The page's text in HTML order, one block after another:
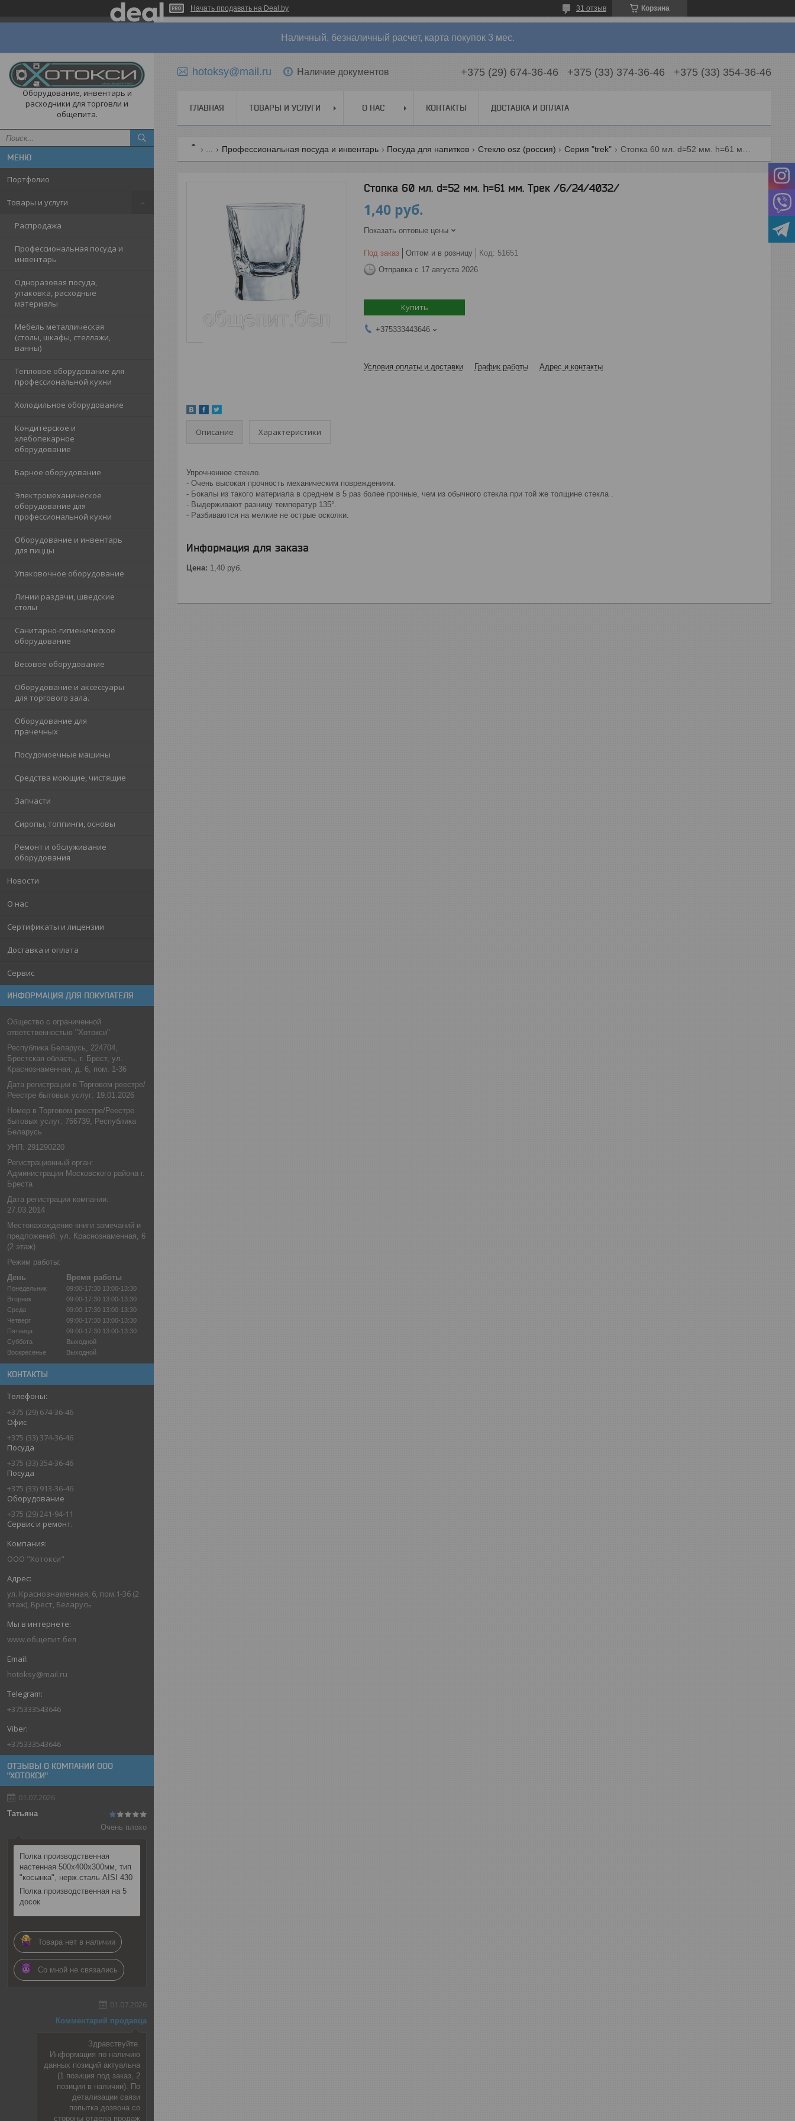
Начать продавать на Deal.by Корзина
31 отзыв
Наличный, безналичный расчет, карта покупок 3 мес.
Оборудование, инвентарь и
расходники для торговли и
общепита.
Портфолио
Товары и услуги
Распродажа
Профессиональная посуда и
инвентарь
Одноразовая посуда,
упаковка, расходные
материалы
Мебель металлическая
(столы, шкафы, стеллажи,
ванны)
Тепловое оборудование для
профессиональной кухни
Холодильное оборудование
Кондитерское и
хлебопекарное
оборудование
Барное оборудование
Электромеханическое
оборудование для
профессиональной кухни
Оборудование и инвентарь
для пиццы
Упаковочное оборудование
Линии раздачи, шведские
столы
Санитарно-гигиеническое
оборудование
Весовое оборудование
Оборудование и аксессуары
для торгового зала.
Оборудование для
прачечных
Посудомоечные машины
Средства моющие, чистящие
Запчасти
Сиропы, топпинги, основы
Ремонт и обслуживание
оборудования
Новости
О нас
Сертификаты и лицензии
Доставка и оплата
Сервис
ИНФОРМАЦИЯ ДЛЯ ПОКУПАТЕЛЯ
Общество с ограниченной
ответственностью "Хотокси"
Республика Беларусь, 224704,
Брестская область, г. Брест, ул.
Краснознаменная, д. 6, пом. 1-36
Дата регистрации в Торговом реестре/
Реестре бытовых услуг: 19.01.2026
Номер в Торговом реестре/Реестре
бытовых услуг: 766739, Республика
Беларусь
УНП: 291290220
Регистрационный орган:
Администрация Московского района г.
Бреста
Дата регистрации компании:
27.03.2014
Местонахождение книги замечаний и
предложений: ул. Краснознаменная, 6
(2 этаж)
Режим работы:
День
Время работы
Понедельник 09:00-17:30 13:00-13:30
Вторник
09:00-17:30 13:00-13:30
Среда
09:00-17:30 13:00-13:30
Четверг
09:00-17:30 13:00-13:30
Пятница
09:00-17:30 13:00-13:30
Суббота
Выходной
Воскресенье
Выходной
КОНТАКТЫ
+375 (29) 674-36-46
Офис
+375 (33) 374-36-46
Посуда
+375 (33) 354-36-46
Посуда
+375 (33) 913-36-46
Оборудование
+375 (29) 241-94-11
Сервис и ремонт.
ООО "Хотокси"
ул. Краснознаменная, 6, пом.1-36 (2
этаж), Брест, Беларусь
www.общепит.бел
hotoksy@mail.ru
+375333543646
+375333543646
ОТЗЫВЫ О КОМПАНИИ ООО
"ХОТОКСИ"
01.07.2026
Татьяна
Очень плохо
Полка производственная
настенная 500х400х300мм, тип
"косынка", нерж.сталь AISI 430
Полка производственная на 5
досок
Товара нет в наличии
Со мной не связались
01.07.2026
Комментарий продавца
Здравствуйте.
Информация по наличию
данных позиций актуальна
(1 позиция под заказ, 2
позиция в наличии). По
детализации связи
попытка дозвона со
стороны отдела продаж
hotoksy@mail.ru Наличие документов +375 (29) 674-36-46 +375 (33) 374-36-46 +375 (33) 354-36-46
ГЛАВНАЯ ТОВАРЫ И УСЛУГИ О НАС КОНТАКТЫ ДОСТАВКА И ОПЛАТА
Профессиональная посуда и инвентарь Посуда для напитков Стекло osz (россия) Серия "trek"
Стопка 60 мл. d=52 мм. h=61 мм. Трек /6/24/4032/
1,40 руб.
Показать оптовые цены
Под заказ Оптом и в розницу Код: 51651
Отправка с 17 августа 2026
Купить
+375333443646
Условия оплаты и доставки График работы Адрес и контакты
Описание Характеристики
Упрочненное стекло.
- Очень высокая прочность механическим повреждениям.
- Бокалы из такого материала в среднем в 5 раз более прочные, чем из обычного стекла при той же толщине стекла .
- Выдерживают разницу температур 135°.
- Разбиваются на мелкие не острые осколки.
Информация для заказа
Цена: 1,40 руб.